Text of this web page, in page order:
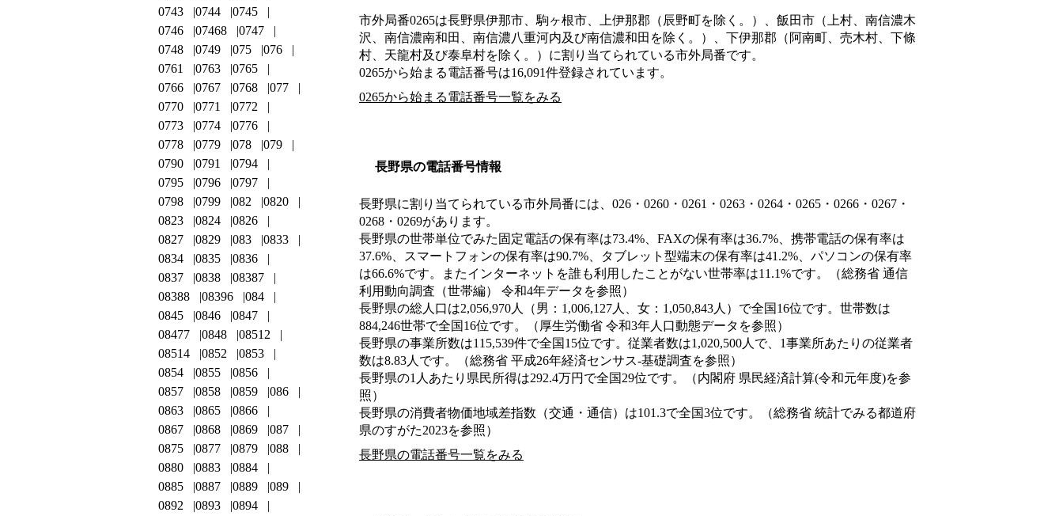
市外局番0265は長野県伊那市、駒ヶ根市、上伊那郡（辰野町を除く。）、飯田市（上村、南信濃木
沢、南信濃南和田、南信濃八重河内及び南信濃和田を除く。）、下伊那郡（阿南町、売木村、下條
村、天龍村及び泰阜村を除く。） に割り当てられている市外局番です。
0265から始まる電話番号は16,091件登録されています。
0265から始まる電話番号一覧をみる
長野県の電話番号情報
長野県に割り当てられている市外局番には、026・0260・0261・0263・0264・0265・0266・0267・
0268・0269があります。
長野県の世帯単位でみた固定電話の保有率は73.4%、FAXの保有率は36.7%、携帯電話の保有率は
37.6%、スマートフォンの保有率は90.7%、タブレット型端末の保有率は41.2%、パソコンの保有率
は66.6%です。またインターネットを誰も利用したことがない世帯率は11.1%です。（総務省 通信
利用動向調査（世帯編） 令和4年データを参照）
長野県の総人口は2,056,970人（男：1,006,127人、女：1,050,843人）で全国16位です。世帯数は
884,246世帯で全国16位です。（厚生労働省 令和3年人口動態データを参照）
長野県の事業所数は115,539件で全国15位です。従業者数は1,020,500人で、1事業所あたりの従業者
数は8.83人です。（総務省 平成26年経済センサス‐基礎調査を参照）
長野県の1人あたり県民所得は292.4万円で全国29位です。（内閣府 県民経済計算(令和元年度)を参
照）
長野県の消費者物価地域差指数（交通・通信）は101.3で全国3位です。（総務省 統計でみる都道府
県のすがた2023を参照）
長野県の電話番号一覧をみる
0743
0744
0745
0746
07468
0747
0748
0749 075
076
0761
0763
0765
0766
0767 0768
077
0770
0771
0772
0773
0774
0776
0778
0779 078
079
0790
0791
0794
0795
0796
0797
0798
0799 082
0820
0823
0824
0826
0827
0829 083
0833
0834
0835
0836
0837
0838
08387
08388
08396
084
0845
0846
0847
08477
0848
08512
08514
0852
0853
0854
0855
0856
0857
0858 0859
086
0863
0865
0866
0867
0868 0869
087
0875
0877 0879
088
0880
0883
0884
0885
0887 0889
089
0892
0893
0894